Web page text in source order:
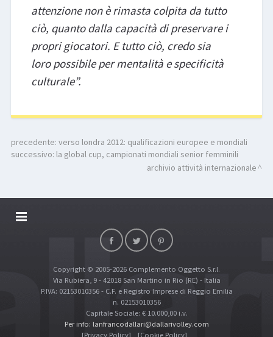
attenzione non è rimasta colpita da tutto
ciò, quanto dalla capacità di preservare i
propri giocatori. E tutto ciò, credo sia
loro possibile per mentalità e specificità
culturale”.
precedente: verso londra 2012: qualificazioni europee e mondiali
successivo: la global cup, campionati mondiali senior femminili
archivio attività internazionale
DALLARIVOLLEY SOSTIENE
TOP RICERCHE
SITE MAP
Copyright © 2005-2026 Complemento Oggetto S.r.l.
Via Rubiera, 9 - 42018 San Martino in Rio (RE) - Italia
P.IVA: 02153010356 - C.F. e Registro Imprese di Reggio Emilia
n. 02153010356
Capitale Sociale: € 10.000,00 i.v.
Per info: lanfrancodallari@dallarivolley.com
[Privacy Policy]
[Cookie Policy]